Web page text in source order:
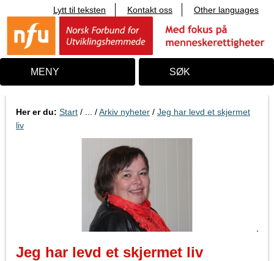
i
n
o
Lytt til teksten Kontakt oss Other languages
MENY SØK
Her er du: Start / ... /Arkiv nyheter / Jeg har levd et skjermet
liv
Jeg har levd et skjermet liv